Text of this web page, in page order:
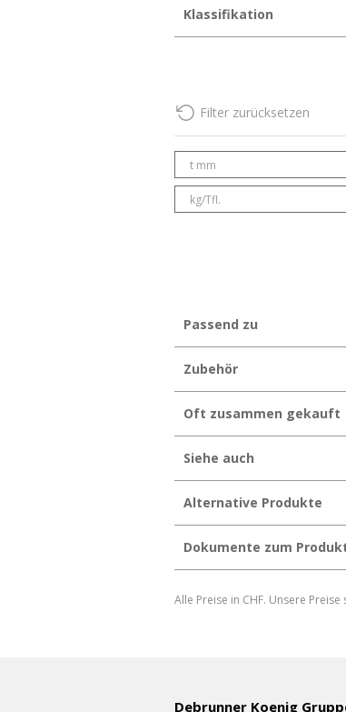
Klassifikation
eClass 10.1
35-02-05-
Filter zurücksetzen
t mm
kg/Tfl.
Passend zu
Zubehör
Oft zusammen gekauft
Siehe auch
Alternative Produkte
Dokumente zum
AluNox
Alle Preise in CHF. Unsere
Debrunner Koenig